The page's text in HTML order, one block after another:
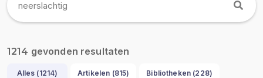
1214 gevonden resultaten
Alles (1214) Artikelen (815) Bibliotheken (228)